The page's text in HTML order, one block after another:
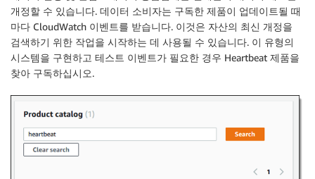
개정할 수 있습니다. 데이터 소비자는 구독한 제품이 업데이트될 때
마다 CloudWatch 이벤트를 받습니다. 이것은 자산의 최신 개정을
검색하기 위한 작업을 시작하는 데 사용될 수 있습니다. 이 유형의
시스템을 구현하고 테스트 이벤트가 필요한 경우 Heartbeat 제품을
찾아 구독하십시오.